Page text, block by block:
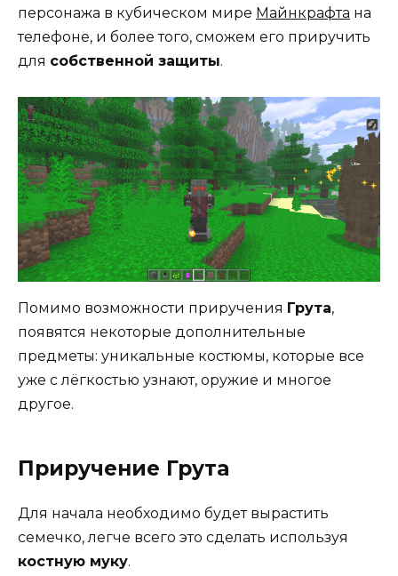
персонажа в кубическом мире Майнкрафта на
телефоне, и более того, сможем его приручить
для собственной защиты.
Помимо возможности приручения Грута,
появятся некоторые дополнительные
предметы: уникальные костюмы, которые все
уже с лёгкостью узнают, оружие и многое
другое.
Приручение Грута
Для начала необходимо будет вырастить
семечко, легче всего это сделать используя
костную муку.